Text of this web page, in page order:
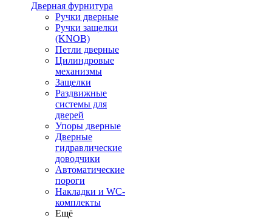
Дверная фурнитура
Ручки дверные
Ручки защелки
(KNOB)
Петли дверные
Цилиндровые
механизмы
Защелки
Раздвижные
системы для
дверей
Упоры дверные
Дверные
гидравлические
доводчики
Автоматические
пороги
Накладки и WC-
комплекты
Ещё